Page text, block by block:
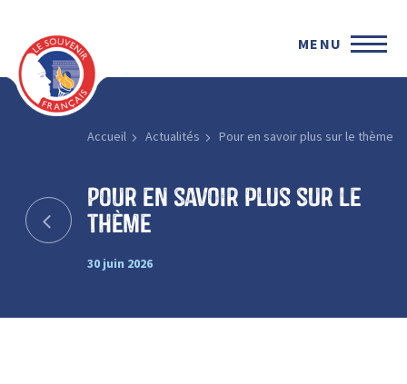
MENU
Accueil Actualités Pour en savoir plus sur le thème
Pour en savoir plus sur le
thème
30 juin 2026